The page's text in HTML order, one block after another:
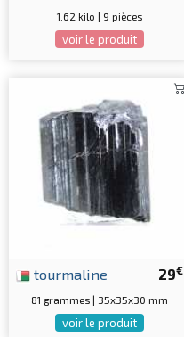
1.62 kilo | 9 pièces
voir le produit
29€
tourmaline
81 grammes | 35x35x30 mm
voir le produit